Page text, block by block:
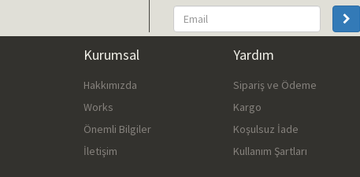
Kurumsal
Hakkımızda
Works
Önemli Bilgiler
İletişim
Yardım
Sipariş ve Ödeme
Kargo
Koşulsuz İade
Kullanım Şartları